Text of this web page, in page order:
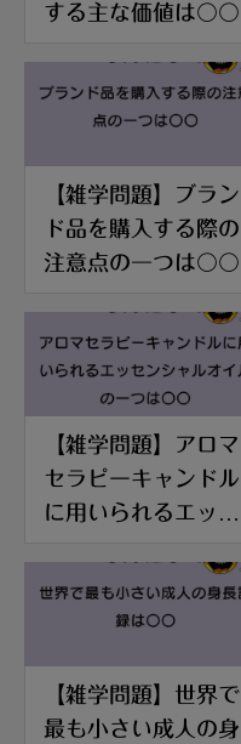
する主な価値は〇〇
【雑学問題】ブラン
ド品を購入する際の
注意点の一つは〇〇
【雑学問題】アロマ
セラピーキャンドル
に用いられるエッセ
【雑学問題】世界で
最も小さい成人の身